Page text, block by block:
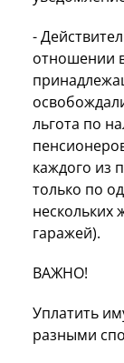
-
отношении
льгота по
каждого из
только по
нескольких
гаражей).
ВАЖНО!
Уплатить
разными